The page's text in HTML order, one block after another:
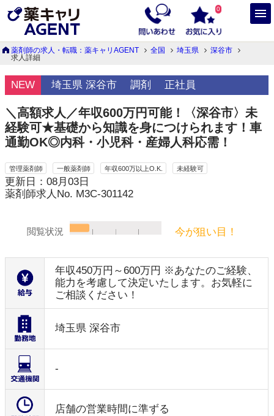
0
薬剤師の求人・転職：薬キャリAGENT 全国 埼玉県
深谷市
求人詳細
NEW 埼玉県 深谷市 調剤 正社員
＼高額求人／年収600万円可能！〈深谷市〉未
経験可★基礎から知識を身につけられます！車
通勤OK◎内科・小児科・産婦人科応需！
管理薬剤師 一般薬剤師 年収600万以上O.K. 未経験可
更新日：08月03日
薬剤師求人No. M3C-301142
閲覧状況 今が狙い目！
年収450万円～600万円 ※あなたのご経験、
能力を考慮して決定いたします。お気軽に
ご相談ください！
埼玉県 深谷市
-
店舗の営業時間に準ずる